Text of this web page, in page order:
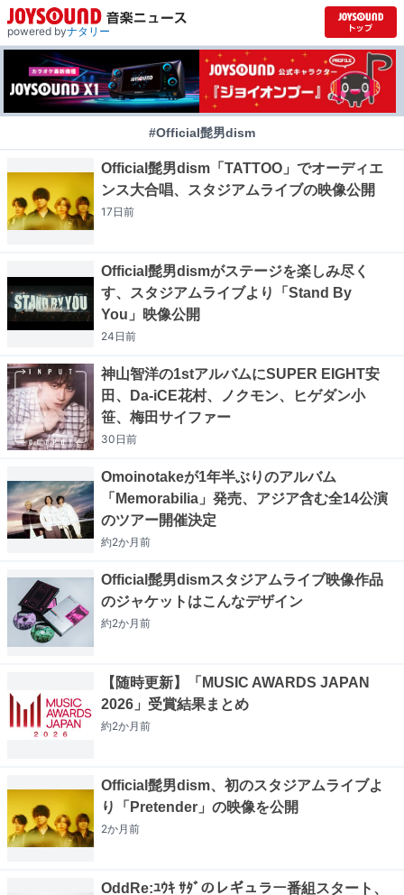
powered byナタリー
#Official髭男dism
Official髭男dism「TATTOO」でオーディエ
ンス大合唱、スタジアムライブの映像公開
17日前
Official髭男dismがステージを楽しみ尽く
す、スタジアムライブより「Stand By
You」映像公開
24日前
神山智洋の1stアルバムにSUPER EIGHT安
田、Da-iCE花村、ノクモン、ヒゲダン小
笹、梅田サイファー
30日前
Omoinotakeが1年半ぶりのアルバム
「Memorabilia」発売、アジア含む全14公演
のツアー開催決定
約2か月前
Official髭男dismスタジアムライブ映像作品
のジャケットはこんなデザイン
約2か月前
【随時更新】「MUSIC AWARDS JAPAN
2026」受賞結果まとめ
約2か月前
Official髭男dism、初のスタジアムライブよ
り「Pretender」の映像を公開
2か月前
OddRe:ﾕｳｷ ｻﾀﾞのレギュラー番組スタート、